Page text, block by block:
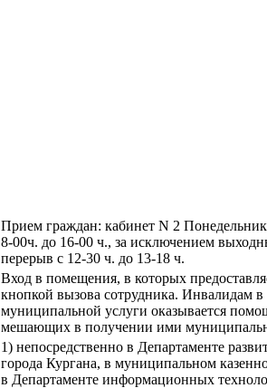
Прием граждан: кабинет N 2
8-00ч. до 16-00 ч., за исключением
перерыв с 12-30 ч. до 13-18 ч.
Вход в помещения, в которых
кнопкой вызова сотрудника. Инвалидам в
муниципальной услуги оказывается
мешающих в получении ими
1) непосредственно в Департаменте
города Кургана, в муниципальном
в Департаменте информационных